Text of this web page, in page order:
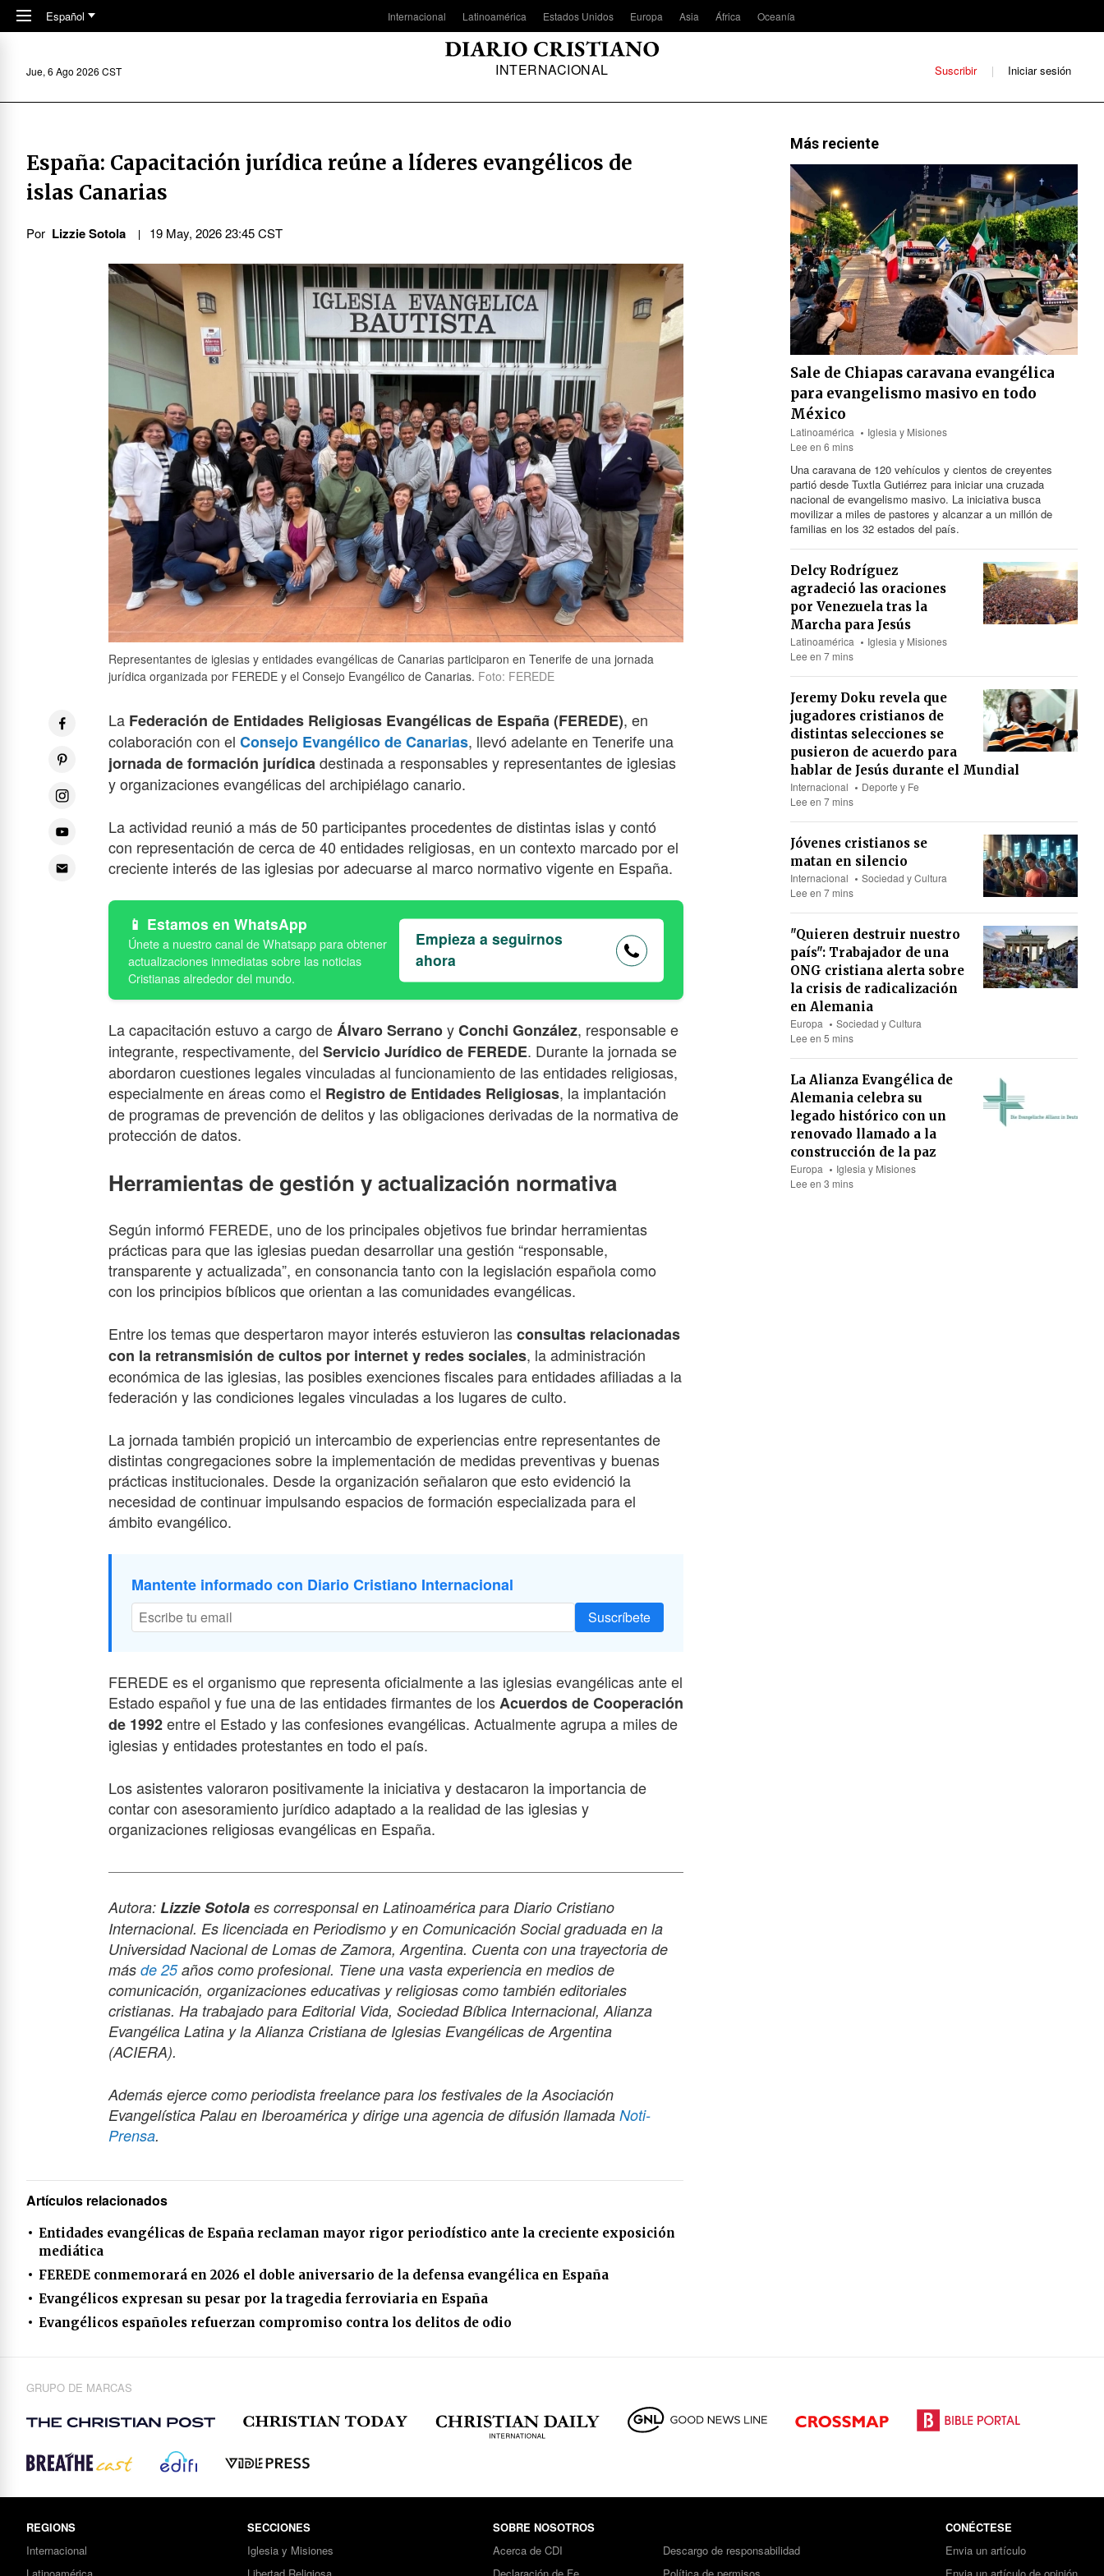
Skip to main content
Español Internacional Latinoamérica Estados Unidos Europa Asia África Oceanía
INTERNACIONAL
Jue, 6 Ago 2026 CST Suscribir Iniciar sesión
España: Capacitación jurídica reúne a líderes evangélicos de
islas Canarias
Por Lizzie Sotola 19 May, 2026 23:45 CST
Representantes de iglesias y entidades evangélicas de Canarias participaron en Tenerife de una jornada
jurídica organizada por FEREDE y el Consejo Evangélico de Canarias. Foto: FEREDE
La Federación de Entidades Religiosas Evangélicas de España (FEREDE), en
colaboración con el Consejo Evangélico de Canarias, llevó adelante en Tenerife una
jornada de formación jurídicadestinada a responsables y representantes de iglesias
y organizaciones evangélicas del archipiélago canario.
La actividad reunió a másde 50 participantes procedentes de distintas islas y contó
con representación de cercade 40 entidades religiosas, en un contexto marcado por el
creciente interés de las iglesias por adecuarse al marco normativo vigente en España.
Estamos en WhatsApp
Empieza a seguirnos
ahora
La capacitación estuvo a cargo deÁlvaro SerranoyConchi González, responsable e
integrante, respectivamente, del Servicio Jurídico de FEREDE. Durante la jornada se
abordaron cuestiones legales vinculadas al funcionamiento de las entidades religiosas,
especialmente en áreas como el Registro de Entidades Religiosas, la implantación
de programas de prevención de delitos y las obligaciones derivadas de la normativa de
protección de datos.
Herramientas de gestión y actualización normativa
Según informó FEREDE, uno de los principales objetivos fue brindar herramientas
prácticas para que las iglesias puedan desarrollar una gestión “responsable,
transparente y actualizada”, en consonancia tanto con la legislación española como
con los principios bíblicos que orientan a las comunidades evangélicas.
Entre los temas que despertaron mayor interés estuvieron lasconsultas relacionadas
con la retransmisión de cultos por internet y redes sociales, la administración
económica de las iglesias, las posibles exenciones fiscales para entidades afiliadas a la
federación y las condiciones legales vinculadas a los lugares de culto.
La jornada también propició un intercambio de experiencias entre representantes de
distintas congregaciones sobre la implementación de medidas preventivas y buenas
prácticas institucionales. Desde la organización señalaron que esto evidenció la
necesidad de continuar impulsando espacios de formación especializada para el
ámbito evangélico.
Mantente informado con Diario Cristiano Internacional
Suscríbete
FEREDE es el organismo que representa oficialmente a las iglesias evangélicas ante el
Estado español y fue una de las entidades firmantes de losAcuerdos de Cooperación
de 1992entre el Estado y las confesiones evangélicas. Actualmente agrupa a miles de
iglesias y entidades protestantes en todo el país.
Los asistentes valoraron positivamente la iniciativa y destacaron la importancia de
contar con asesoramiento jurídico adaptado a la realidad de las iglesias y
organizaciones religiosas evangélicas en España.
Autora: Lizzie Sotola es corresponsal en Latinoamérica para Diario Cristiano
Internacional. Es licenciada en Periodismo y en Comunicación Social graduada en la
Universidad Nacional de Lomas de Zamora, Argentina. Cuenta con una trayectoria de
más de 25años como profesional. Tiene una vasta experiencia en medios de
comunicación, organizaciones educativas y religiosas como también editoriales
cristianas. Ha trabajado para Editorial Vida, Sociedad Bíblica Internacional, Alianza
Evangélica Latina y la Alianza Cristiana de Iglesias Evangélicas de Argentina
(ACIERA).
Además ejerce como periodista freelance para los festivales de la Asociación
Evangelística Palau en Iberoamérica y dirige una agencia de difusión llamada Noti-
Prensa.
Artículos relacionados
Entidades evangélicas de España reclaman mayor rigor periodístico ante la creciente exposición
mediática
FEREDE conmemorará en 2026 el doble aniversario de la defensa evangélica en España
Evangélicos expresan su pesar por la tragedia ferroviaria en España
Evangélicos españoles refuerzan compromiso contra los delitos de odio
Más reciente
Sale de Chiapas caravana evangélica
para evangelismo masivo en todo
México
Latinoamérica
Iglesia y Misiones
Lee en 6 mins
Una caravana de 120 vehículos y cientos de creyentes
partió desde Tuxtla Gutiérrez para iniciar una cruzada
nacional de evangelismo masivo. La iniciativa busca
movilizar a miles de pastores y alcanzar a un millón de
familias en los 32 estados del país.
Delcy Rodríguez
agradeció las oraciones
por Venezuela tras la
Marcha para Jesús
Latinoamérica
Iglesia y Misiones
Lee en 7 mins
Jeremy Doku revela que
jugadores cristianos de
distintas selecciones se
pusieron de acuerdo para
hablar de Jesús durante el Mundial
Internacional
Deporte y Fe
Lee en 7 mins
Jóvenes cristianos se
matan en silencio
Internacional
Sociedad y Cultura
Lee en 7 mins
"Quieren destruir nuestro
país": Trabajador de una
ONG cristiana alerta sobre
la crisis de radicalización
en Alemania
Europa
Sociedad y Cultura
Lee en 5 mins
La Alianza Evangélica de
Alemania celebra su
legado histórico con un
renovado llamado a la
construcción de la paz
Europa
Iglesia y Misiones
Lee en 3 mins
GRUPO DE MARCAS
REGIONS
Internacional
SECCIONES
Iglesia y Misiones
SOBRE NOSOTROS
Acerca de CDI
Descargo de responsabilidad
CONÉCTESE
Envia un artículo